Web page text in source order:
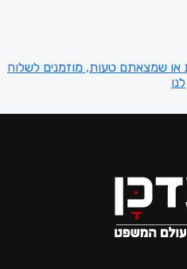
שמצאתם טעות, מוזמנים לשלוח
לנו